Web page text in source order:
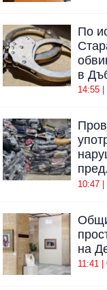
По
в
14:55 |
10:47 |
на
11:41 |